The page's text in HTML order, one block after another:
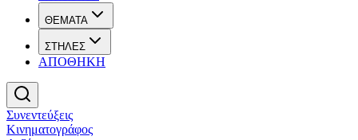
ΘΕΜΑΤΑ
ΣΤΗΛΕΣ
ΑΠΟΘΗΚΗ
Συνεντεύξεις
Κινηματογράφος